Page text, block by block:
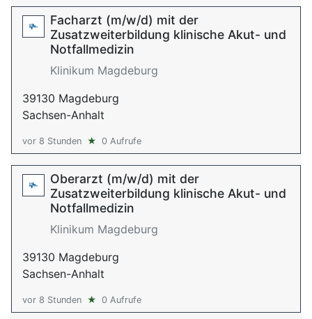
Facharzt (m/w/d) mit der
Zusatzweiterbildung klinische Akut- und
Notfallmedizin
Klinikum Magdeburg
39130 Magdeburg
Sachsen-Anhalt
vor 8 Stunden ★ 0 Aufrufe
Oberarzt (m/w/d) mit der
Zusatzweiterbildung klinische Akut- und
Notfallmedizin
Klinikum Magdeburg
39130 Magdeburg
Sachsen-Anhalt
vor 8 Stunden ★ 0 Aufrufe